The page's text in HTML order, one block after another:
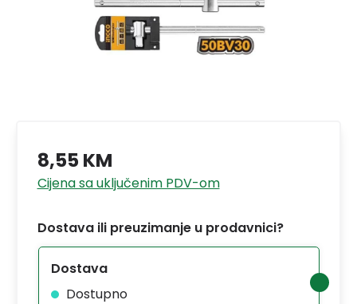
8,55 KM
Cijena sa uključenim PDV-om
Dostava ili preuzimanje u prodavnici?
Dostava
Dostupno